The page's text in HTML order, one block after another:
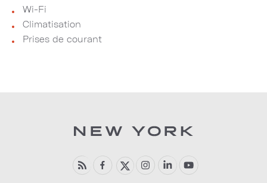
Wi-Fi
Climatisation
Prises de courant